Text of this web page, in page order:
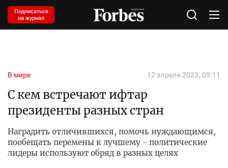
Подписаться
на журнал
В мире 12 апреля 2023, 09:11
С кем встречают ифтар
президенты разных стран
Наградить отличившихся, помочь нуждающимся,
пообещать перемены к лучшему - политические
лидеры используют обряд в разных целях